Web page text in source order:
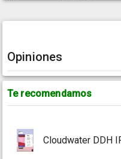
Opiniones
Te recomendamos
Cloudwater DDH